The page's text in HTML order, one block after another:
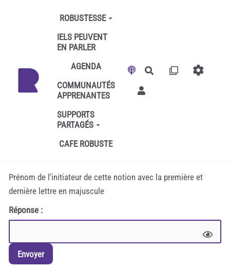
Aller au contenu principal
ROBUSTESSE
IELS PEUVENT
EN PARLER
AGENDA
COMMUNAUTÉS
APPRENANTES
SUPPORTS
PARTAGÉS
CAFE ROBUSTE
Rechercher
Prénom de l'initiateur de cette notion avec la première et
dernière lettre en majuscule
Réponse :
Envoyer